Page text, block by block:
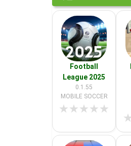
Football
League 2025
0.1.55
MOBILE SOCCER
★★★★★